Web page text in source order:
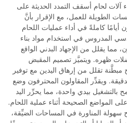
آلات لحام أسقف التمدد الحديثة على
الطويلة للعمل، مع الإقرار بأنَّ
أيامًا كاملةً في أداء عمليات اللحام
المدروس في استخدام مواد بناء
مما يقلل من الإجهاد البدني الواقع
ظهره. ويتميَّز تصميم المقبض
تقلل من إرهاق اليدين مع توفير
ويقدِّر المقاولون المحترفون وضع
بالتشغيل بيدي واحدة، مما يحرِّر اليد
المواضع الصحيحة أثناء عملية اللحام.
سهولة المناورة في المساحات الضيِّقة،